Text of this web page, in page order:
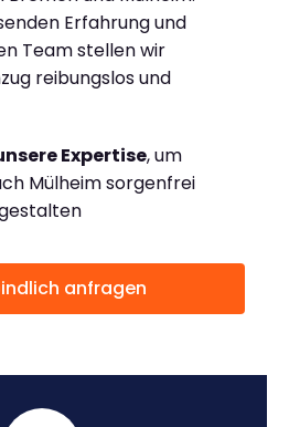
Erfahrung und
Team stellen wir
reibungslos und
Expertise, um
Mülheim sorgenfrei
anfragen